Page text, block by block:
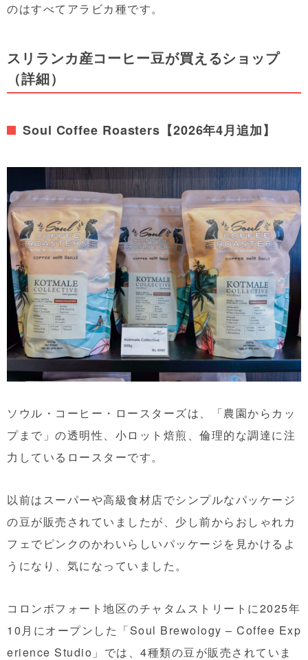
のはすべてアラビカ種です。
スリランカ産コーヒー豆が買えるショップ
（詳細）
Soul Coffee Roasters【2026年4月追加】
ソウル・コーヒー・ロースターズは、「農園からカッ
プまで」の透明性、小ロット焙煎、倫理的な調達に注
力しているロースターです。
以前はスーパーや高級食材店でシンプルなパッケージ
の豆が販売されていましたが、少し前からおしゃれカ
フェでピンクのかわいらしいパッケージを見かけるよ
うになり、気になっていました。
コロンボフォート地区のチャタムストリートに2025年
10月にオープンした「Soul Brewology – Coffee Exp
erience Studio」では、4種類の豆が販売されていま